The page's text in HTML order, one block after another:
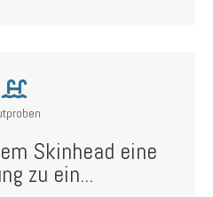
Skinhead eine
zu ein...